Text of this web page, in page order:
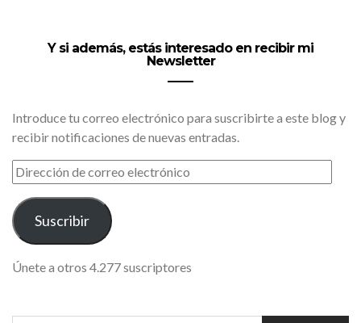
Y si además, estás interesado en recibir mi
Newsletter
Introduce tu correo electrónico para suscribirte a este blog y
recibir notificaciones de nuevas entradas.
DIRECCIÓN
DE
CORREO
ELECTRÓNICO
Suscribir
Únete a otros 4.277 suscriptores